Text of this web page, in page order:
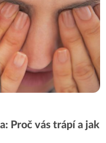
Proč vás trápí a jak